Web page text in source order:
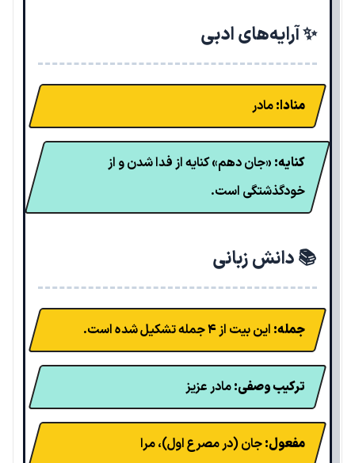
✨ آرایه‌های ادبی
منادا:مادر
کنایه: «جان دهم» کنایه از فدا شدن و از
خودگذشتگی است.
📚 دانش زبانی
جمله: این بیت از ۴ جمله تشکیل شده است.
ترکیب وصفی:مادر عزیز
مفعول:جان (در مصرع اول)، مرا